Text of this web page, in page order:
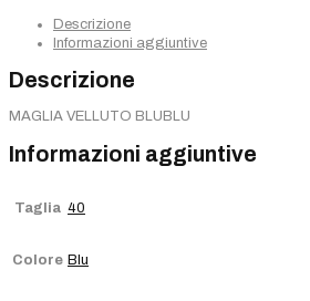
Descrizione
Informazioni aggiuntive
Descrizione
MAGLIA VELLUTO BLUBLU
Informazioni aggiuntive
Taglia 40
Colore Blu